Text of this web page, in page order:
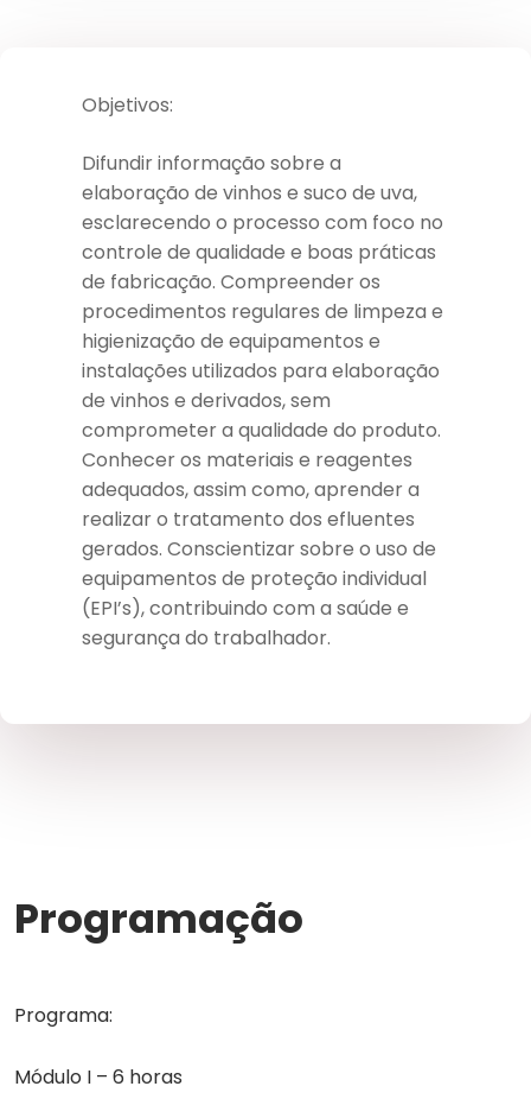
Objetivos:
Difundir informação sobre a
elaboração de vinhos e suco de uva,
esclarecendo o processo com foco no
controle de qualidade e boas práticas
de fabricação. Compreender os
procedimentos regulares de limpeza e
higienização de equipamentos e
instalações utilizados para elaboração
de vinhos e derivados, sem
comprometer a qualidade do produto.
Conhecer os materiais e reagentes
adequados, assim como, aprender a
realizar o tratamento dos efluentes
gerados. Conscientizar sobre o uso de
equipamentos de proteção individual
(EPI’s), contribuindo com a saúde e
segurança do trabalhador.
Programação
Programa:
Módulo I – 6 horas